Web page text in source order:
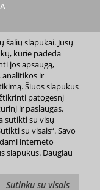
ir platinti
sutikimo draudžiama.
slapukai. Jūsų
kurie padeda
jos apsaugą,
ir
Šiuos slapukus
patogesnį
ir paslaugas.
sutikti su visų
su visais“. Savo
interneto
slapukus. Daugiau
Sutinku su visais